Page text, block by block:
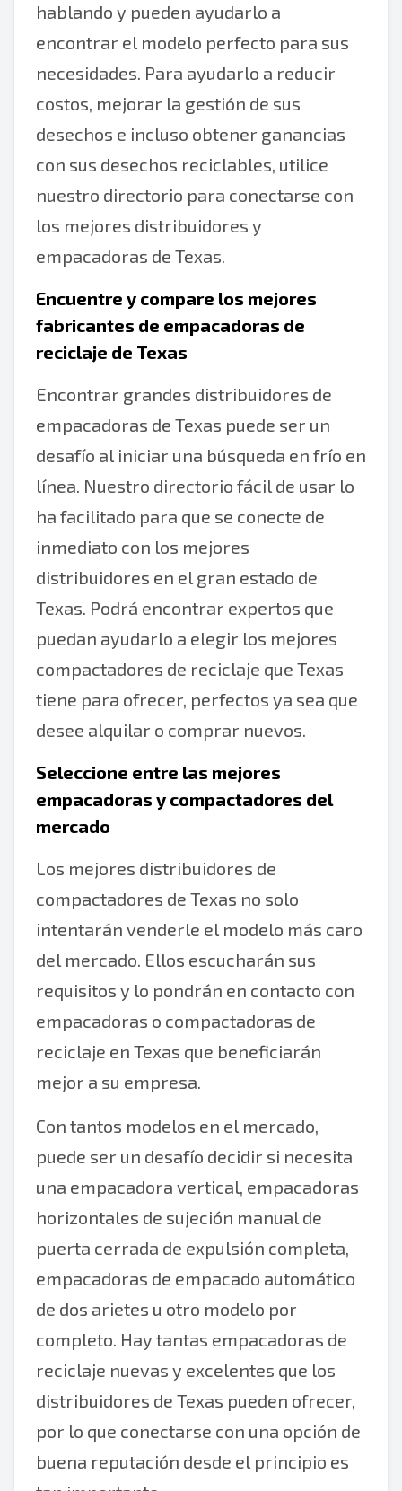
hablando y pueden ayudarlo a
encontrar el modelo perfecto para sus
necesidades. Para ayudarlo a reducir
costos, mejorar la gestión de sus
desechos e incluso obtener ganancias
con sus desechos reciclables, utilice
nuestro directorio para conectarse con
los mejores distribuidores y
empacadoras de Texas.
Encuentre y compare los mejores
fabricantes de empacadoras de
reciclaje de Texas
Encontrar grandes distribuidores de
empacadoras de Texas puede ser un
desafío al iniciar una búsqueda en frío en
línea. Nuestro directorio fácil de usar lo
ha facilitado para que se conecte de
inmediato con los mejores
distribuidores en el gran estado de
Texas. Podrá encontrar expertos que
puedan ayudarlo a elegir los mejores
compactadores de reciclaje que Texas
tiene para ofrecer, perfectos ya sea que
desee alquilar o comprar nuevos.
Seleccione entre las mejores
empacadoras y compactadores del
mercado
Los mejores distribuidores de
compactadores de Texas no solo
intentarán venderle el modelo más caro
del mercado. Ellos escucharán sus
requisitos y lo pondrán en contacto con
empacadoras o compactadoras de
reciclaje en Texas que beneficiarán
mejor a su empresa.
Con tantos modelos en el mercado,
puede ser un desafío decidir si necesita
una empacadora vertical, empacadoras
horizontales de sujeción manual de
puerta cerrada de expulsión completa,
empacadoras de empacado automático
de dos arietes u otro modelo por
completo. Hay tantas empacadoras de
reciclaje nuevas y excelentes que los
distribuidores de Texas pueden ofrecer,
por lo que conectarse con una opción de
buena reputación desde el principio es